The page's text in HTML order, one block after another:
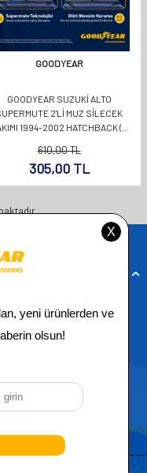
GOODYEAR
GOODYEAR SUZUKI ALTO
2'LI MUZ SILECEK
1994-2002 HATCHBACK (5
610,00TL
305,00TL
Esenyurt/İstanbul